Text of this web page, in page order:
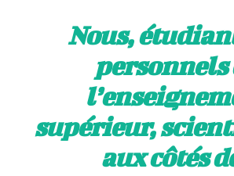
Nous,
personnels
supérieur,
aux côtés